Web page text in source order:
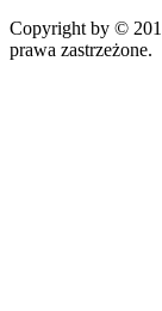
Copyright by ©
prawa zastrzeżone.